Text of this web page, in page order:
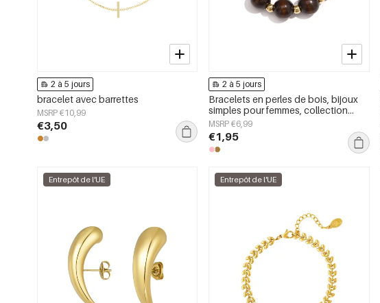
2 à 5 jours
bracelet avec barrettes
MSRP €10,99
€3,50
2 à 5 jours
Bracelets en perles de bois, bijoux
simples pour femmes, collection
Daily Simple
MSRP €6,99
€1,95
Entrepôt de l'UE Entrepôt de l'UE